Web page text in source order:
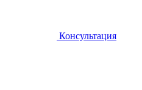
Консультация